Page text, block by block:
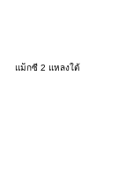
แม็กซี่ 2 แหลงใต้